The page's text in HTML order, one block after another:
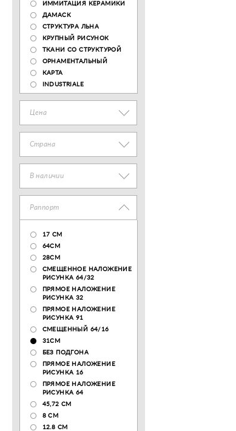
ИММИТАЦИЯ КЕРАМИКИ
ДАМАСК
СТРУКТУРА ЛЬНА
КРУПНЫЙ РИСУНОК
ТКАНИ СО СТРУКТУРОЙ
ОРНАМЕНТАЛЬНЫЙ
КАРТА
INDUSTRIALE
Цена
Страна
В наличии
Раппорт
17 CM
64СМ
28CM
СМЕЩЕННОЕ НАЛОЖЕНИЕ
РИСУНКА 64/32
ПРЯМОЕ НАЛОЖЕНИЕ
РИСУНКА 32
ПРЯМОЕ НАЛОЖЕНИЕ
РИСУНКА 91
СМЕЩЕННЫЙ 64/16
31СМ
БЕЗ ПОДГОНА
ПРЯМОЕ НАЛОЖЕНИЕ
РИСУНКА 16
ПРЯМОЕ НАЛОЖЕНИЕ
РИСУНКА 64
45,72 СМ
8 СМ
12.8 CM